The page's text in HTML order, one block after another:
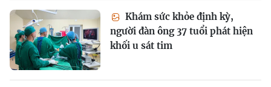
Khám sức khỏe định kỳ,
người đàn ông 37 tuổi phát hiện
khối u sát tim